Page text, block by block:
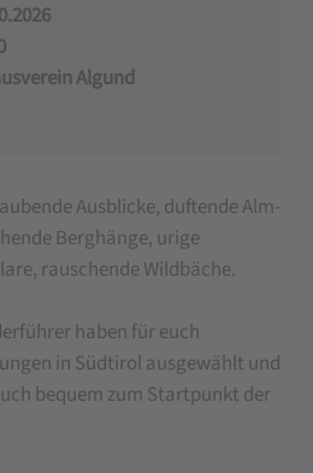
Algund
Ausblicke, duftende Alm-
Berghänge, urige
rauschende Wildbäche.
haben für euch
in Südtirol ausgewählt und
bequem zum Startpunkt der